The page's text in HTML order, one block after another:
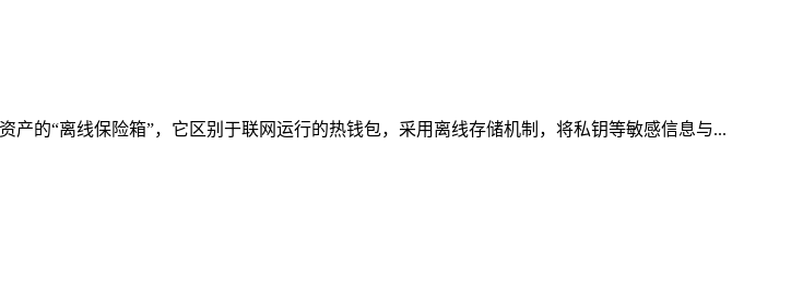
的“离线保险箱”，它区别于联网运行的热钱包，采用离线存储机制，将私钥等敏感信息与...